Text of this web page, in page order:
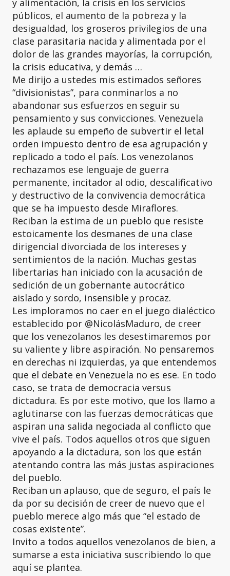
y alimentación, la crisis en los servicios
públicos, el aumento de la pobreza y la
desigualdad, los groseros privilegios de una
clase parasitaria nacida y alimentada por el
dolor de las grandes mayorías, la corrupción,
la crisis educativa, y demás …
Me dirijo a ustedes mis estimados señores
“divisionistas”, para conminarlos a no
abandonar sus esfuerzos en seguir su
pensamiento y sus convicciones. Venezuela
les aplaude su empeño de subvertir el letal
orden impuesto dentro de esa agrupación y
replicado a todo el país. Los venezolanos
rechazamos ese lenguaje de guerra
permanente, incitador al odio, descalificativo
y destructivo de la convivencia democrática
que se ha impuesto desde Miraflores.
Reciban la estima de un pueblo que resiste
estoicamente los desmanes de una clase
dirigencial divorciada de los intereses y
sentimientos de la nación. Muchas gestas
libertarias han iniciado con la acusación de
sedición de un gobernante autocrático
aislado y sordo, insensible y procaz.
Les imploramos no caer en el juego dialéctico
establecido por @NicolásMaduro, de creer
que los venezolanos les desestimaremos por
su valiente y libre aspiración. No pensaremos
en derechas ni izquierdas, ya que entendemos
que el debate en Venezuela no es ese. En todo
caso, se trata de democracia versus
dictadura. Es por este motivo, que los llamo a
aglutinarse con las fuerzas democráticas que
aspiran una salida negociada al conflicto que
vive el país. Todos aquellos otros que siguen
apoyando a la dictadura, son los que están
atentando contra las más justas aspiraciones
del pueblo.
Reciban un aplauso, que de seguro, el país le
da por su decisión de creer de nuevo que el
pueblo merece algo más que “el estado de
cosas existente”.
Invito a todos aquellos venezolanos de bien, a
sumarse a esta iniciativa suscribiendo lo que
aquí se plantea.